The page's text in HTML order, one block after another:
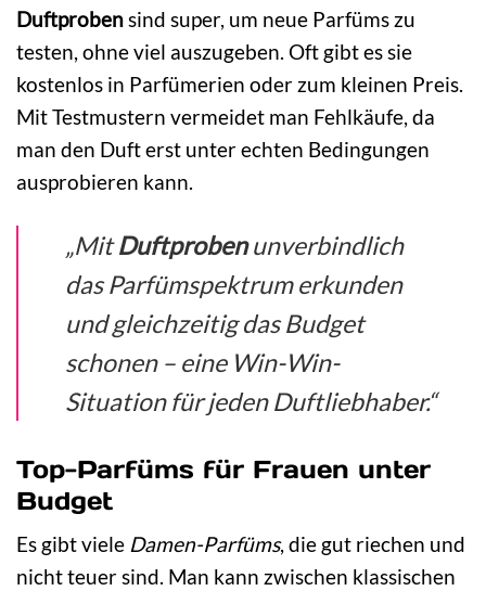
Duftprobensind super, um neue Parfüms zu
testen, ohne viel auszugeben. Oft gibt es sie
kostenlos in Parfümerien oder zum kleinen Preis.
Mit Testmustern vermeidet man Fehlkäufe, da
man den Duft erst unter echten Bedingungen
ausprobieren kann.
„MitDuftprobenunverbindlich
das Parfümspektrum erkunden
und gleichzeitig das Budget
schonen – eine Win-Win-
Situation für jeden Duftliebhaber.“
Top-Parfüms für Frauen unter
Budget
Es gibt viele Damen-Parfüms, die gut riechen und
nicht teuer sind. Man kann zwischen klassischen